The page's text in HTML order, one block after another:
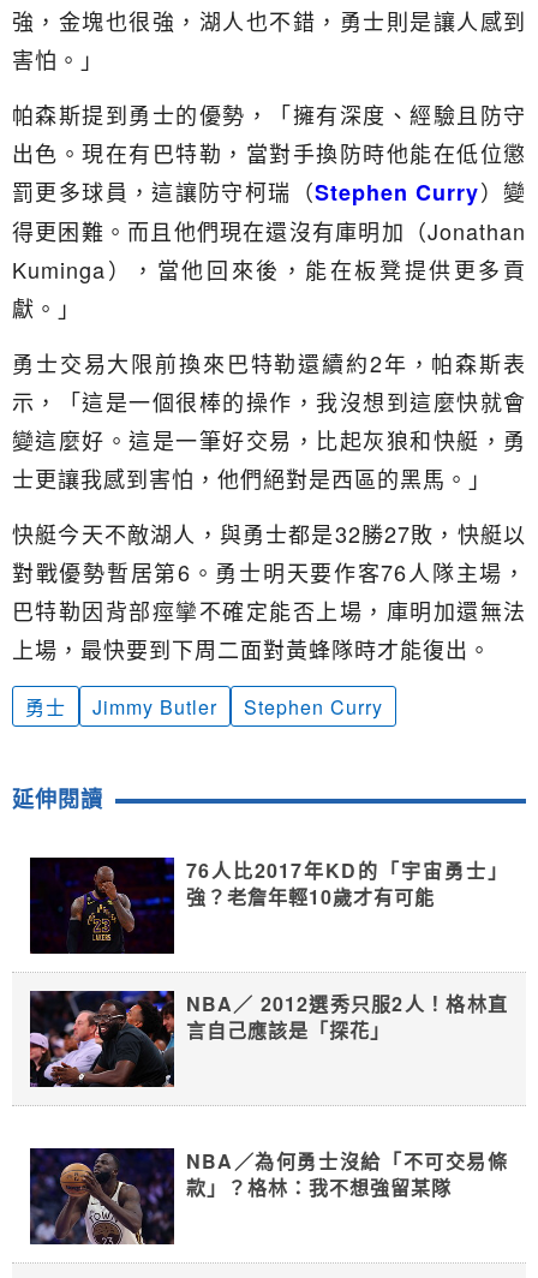
強，金塊也很強，湖人也不錯，勇士則是讓人感到
害怕。」
帕森斯提到勇士的優勢，「擁有深度、經驗且防守
出色。現在有巴特勒，當對手換防時他能在低位懲
罰更多球員，這讓防守柯瑞（Stephen Curry）變
得更困難。而且他們現在還沒有庫明加（Jonathan
Kuminga），當他回來後，能在板凳提供更多貢
獻。」
勇士交易大限前換來巴特勒還續約2年，帕森斯表
示，「這是一個很棒的操作，我沒想到這麼快就會
變這麼好。這是一筆好交易，比起灰狼和快艇，勇
士更讓我感到害怕，他們絕對是西區的黑馬。」
快艇今天不敵湖人，與勇士都是32勝27敗，快艇以
對戰優勢暫居第6。勇士明天要作客76人隊主場，
巴特勒因背部痙攣不確定能否上場，庫明加還無法
上場，最快要到下周二面對黃蜂隊時才能復出。
勇士 Jimmy Butler Stephen Curry
延伸閱讀
76人比2017年KD的「宇宙勇士」
強？老詹年輕10歲才有可能
NBA／ 2012選秀只服2人！格林直
言自己應該是「探花」
NBA／為何勇士沒給「不可交易條
款」？格林：我不想強留某隊